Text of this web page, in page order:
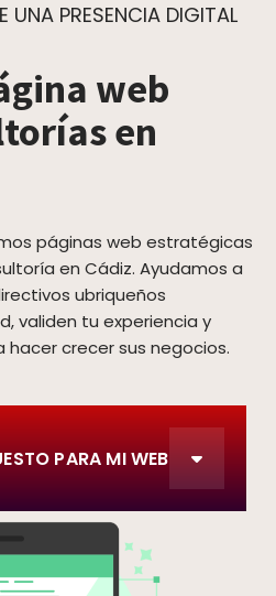
UNA PRESENCIA DIGITAL
web
en
páginas web estratégicas
en Cádiz. Ayudamos a
ubriqueños
validen tu experiencia y
crecer sus negocios.
PARA MI WEB